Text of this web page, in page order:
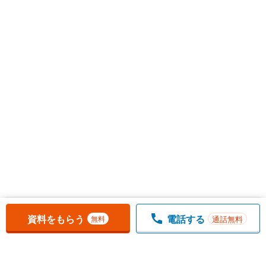
お気に入りに追加しました。 一覧を開く
資料をもらう 無料 電話する 通話無料